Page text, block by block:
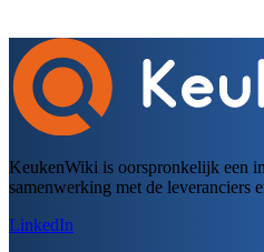
KeukenWiki is oorspronkelijk een
samenwerking met de leveranciers
LinkedIn